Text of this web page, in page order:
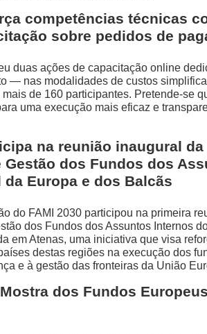
competências técnicas
sobre pedidos de
duas ações de capacitação online
— nas modalidades de custos
de 160 participantes. Pretende-se
uma execução mais eficaz e
na reunião inaugural da
Gestão dos Fundos dos
Europa e dos Balcãs
do FAMI 2030 participou na primeira
dos Fundos dos Assuntos Internos
em Atenas, uma iniciativa que visa
destas regiões na execução dos
e à gestão das fronteiras da União
Mostra dos Fundos